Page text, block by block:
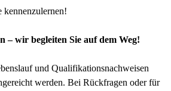
kennenzulernen!
– wir begleiten Sie auf dem Weg!
und Qualifikationsnachweisen
werden. Bei Rückfragen oder für